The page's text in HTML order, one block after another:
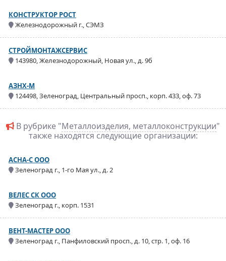
КОНСТРУКТОР РОСТ
Железнодорожный г., СЭМЗ
СТРОЙМОНТАЖСЕРВИС
143980, Железнодорожный, Новая ул., д. 9б
АЗНХ-М
124498, Зеленоград, Центральный просп., корп. 433, оф. 73
В рубрике "Металлоизделия, металлоконструкции"
также находятся следующие организации:
АСНА-С ООО
Зеленоград г., 1-го Мая ул., д. 2
ВЕЛЕС СК ООО
Зеленоград г., корп. 1531
ВЕНТ-МАСТЕР ООО
Зеленоград г., Панфиловский просп., д. 10, стр. 1, оф. 16